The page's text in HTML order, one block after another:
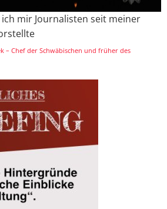
ich mir Journalisten seit meiner
– Chef der Schwäbischen und früher des